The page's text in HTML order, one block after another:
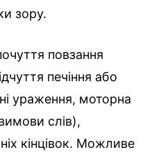
зору.
повзання
печіння або
ураження, моторна
слів),
кінцівок. Можливе